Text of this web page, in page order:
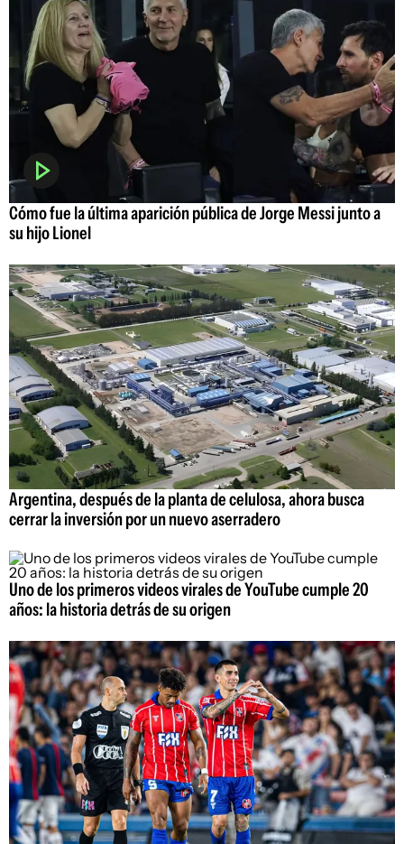
Cómo fue la última aparición pública de Jorge Messi junto a
su hijo Lionel
Argentina, después de la planta de celulosa, ahora busca
cerrar la inversión por un nuevo aserradero
Uno de los primeros videos virales de YouTube cumple 20
años: la historia detrás de su origen